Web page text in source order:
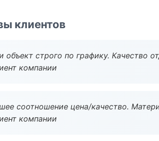
клиентов
объект строго по графику. Качество
компании
соотношение цена/качество.
компании